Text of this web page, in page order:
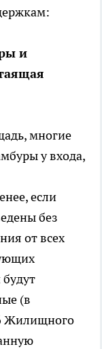
и
многие
у входа,
если
без
от всех
(в
Жилищного